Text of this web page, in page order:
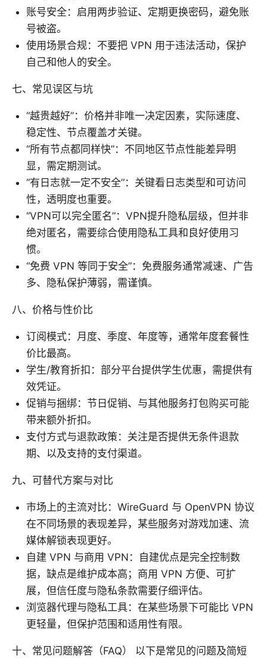
账号安全：启用两步验证、定期更换密码，避免账
号被盗。
使用场景合规：不要把 VPN 用于违法活动，保护
自己和他人的安全。
七、常见误区与坑
“越贵越好”：价格并非唯一决定因素，实际速度、
稳定性、节点覆盖才关键。
“所有节点都同样快”：不同地区节点性能差异明
显，需定期测试。
“有日志就一定不安全”：关键看日志类型和可访问
性，透明度也重要。
“VPN可以完全匿名”：VPN提升隐私层级，但并非
绝对匿名，需要综合使用隐私工具和良好使用习
惯。
“免费 VPN 等同于安全”：免费服务通常减速、广告
多、隐私保护薄弱，需谨慎。
八、价格与性价比
订阅模式：月度、季度、年度等，通常年度套餐性
价比最高。
学生/教育折扣：部分平台提供学生优惠，需提供有
效凭证。
促销与捆绑：节日促销、与其他服务打包购买可能
带来额外折扣。
支付方式与退款政策：关注是否提供无条件退款
期、以及支持的支付渠道。
九、可替代方案与对比
市场上的主流对比：WireGuard 与 OpenVPN 协议
在不同场景的表现差异，某些服务对游戏加速、流
媒体解锁表现更好。
自建 VPN 与商用 VPN：自建优点是完全控制数
据，缺点是维护成本高；商用 VPN 方便、可扩
展，但信任度与隐私条款需要仔细评估。
浏览器代理与隐私工具：在某些场景下可能比 VPN
更轻量，但保护范围和适用性有限。
十、常见问题解答（FAQ） 以下是常见的问题及简短